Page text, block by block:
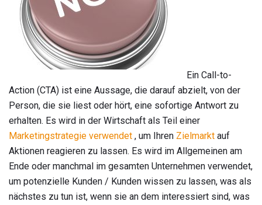
Ein Call-to-
Action (CTA) ist eine Aussage, die darauf abzielt, von der
Person, die sie liest oder hört, eine sofortige Antwort zu
erhalten. Es wird in der Wirtschaft als Teil einer
Marketingstrategie verwendet , um Ihren Zielmarkt auf
Aktionen reagieren zu lassen. Es wird im Allgemeinen am
Ende oder manchmal im gesamten Unternehmen verwendet,
um potenzielle Kunden / Kunden wissen zu lassen, was als
nächstes zu tun ist, wenn sie an dem interessiert sind, was